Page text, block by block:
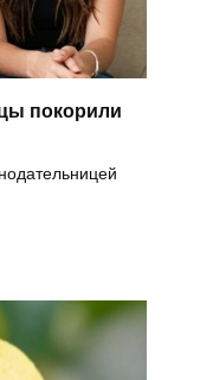
покорили